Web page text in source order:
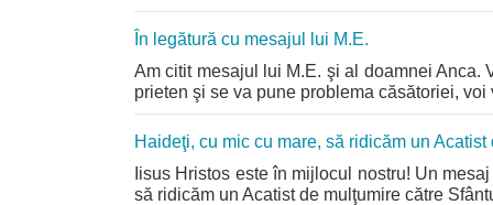
În legătură cu mesajul lui M.E.
Am citit mesajul lui M.E. şi al doamnei Anca.
prieten şi se va pune problema căsătoriei,
Haideţi, cu mic cu mare, să ridicăm un Acatist
Iisus Hristos este în mijlocul nostru! Un
să ridicăm un Acatist de mulţumire către